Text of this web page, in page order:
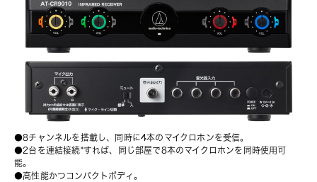
●8チャンネルを搭載し、同時に4本のマイクロホンを受信。
●2台を連結接続*すれば、同じ部屋で8本のマイクロホンを同時使用可
能。
●高性能かつコンパクトボディ。